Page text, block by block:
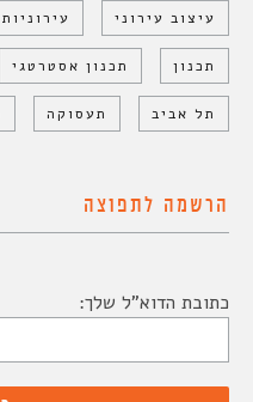
עיצוב עירוני עירוניות
תכנון תכנון אסטרטגי
תל אביב תעסוקה
הרשמה לתפוצה
כתובת הדוא"ל שלך: